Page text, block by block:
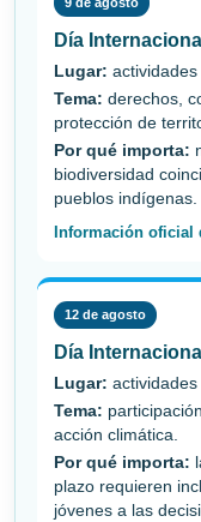
Día
Lugar:
Tema: derechos,
protección de
Por qué importa:
biodiversidad
pueblos indígenas.
Información oficial
12 de agosto
Día
Lugar:
Tema:
acción climática.
Por qué importa:
plazo requieren
jóvenes a las